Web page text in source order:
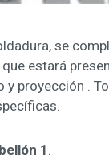
se
que estará
proyección .
1 .